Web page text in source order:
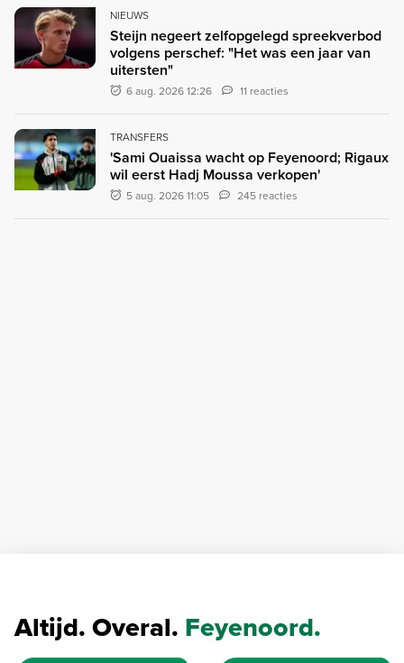
NIEUWS
Steijn negeert zelfopgelegd spreekverbod
volgens perschef: "Het was een jaar van
uitersten"
6 aug. 2026 12:26 11 reacties
TRANSFERS
'Sami Ouaissa wacht op Feyenoord; Rigaux
wil eerst Hadj Moussa verkopen'
5 aug. 2026 11:05 245 reacties
Altijd. Overal. Feyenoord.